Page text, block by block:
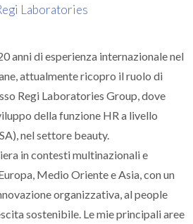
Laboratories
anni di esperienza internazionale nel
attualmente ricopro il ruolo di
Regi Laboratories Group, dove
della funzione HR a livello
nel settore beauty.
in contesti multinazionali e
Medio Oriente e Asia, con un
organizzativa, al people
sostenibile. Le mie principali aree